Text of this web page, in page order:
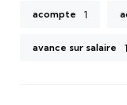
acompte 1
avance sur salaire 1